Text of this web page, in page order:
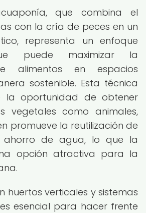
que combina el
con la cría de peces en un
representa un enfoque
puede maximizar la
alimentos en espacios
sostenible. Esta técnica
la oportunidad de obtener
vegetales como animales,
promueve la reutilización de
ahorro de agua, lo que la
opción atractiva para la
huertos verticales y sistemas
esencial para hacer frente